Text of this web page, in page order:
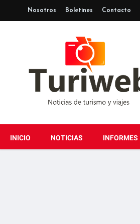
Nosotros Boletines Contacto
INICIO NOTICIAS INFORMES